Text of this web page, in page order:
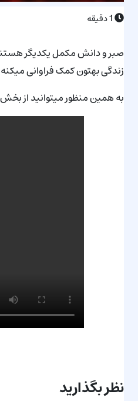
1دقیقه
صبر و دانش مکمل یکدیگر
زندگی بهتون کمک فراوانی
به همین منظور میتوانید از
نظر بگذارید